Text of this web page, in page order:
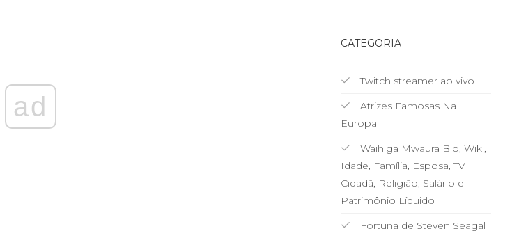
ad
CATEGORIA
Twitch streamer ao vivo
Atrizes Famosas Na
Europa
Waihiga Mwaura Bio, Wiki,
Idade, Família, Esposa, TV
Cidadã, Religião, Salário e
Patrimônio Líquido
Fortuna de Steven Seagal